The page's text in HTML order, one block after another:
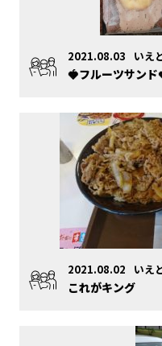
2021.08.03 いえ
🍓フルーツサンド
2021.08.02 いえ
これがキング